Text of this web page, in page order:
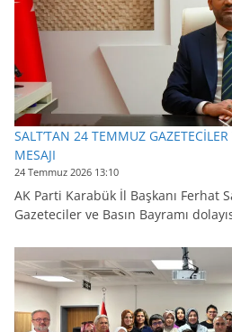
SALT’TAN 24 TEMMUZ
MESAJI
24 Temmuz 2026 13:10
AK Parti Karabük İl Başkanı Ferhat
Gazeteciler ve Basın Bayramı